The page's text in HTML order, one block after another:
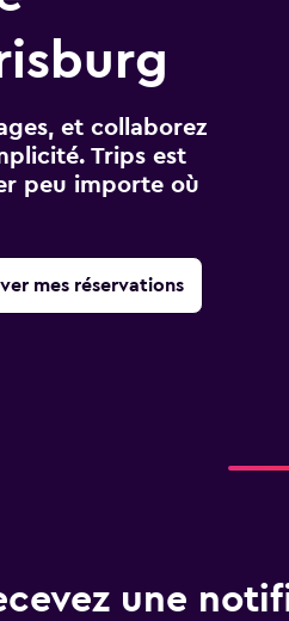
et collaborez
Trips est
peu importe où
mes réservations
une